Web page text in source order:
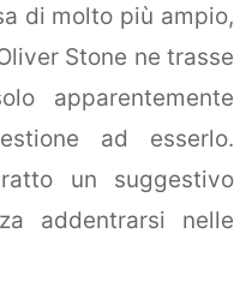
di molto più ampio,
Stone ne trasse
apparentemente
ad esserlo.
un suggestivo
addentrarsi nelle